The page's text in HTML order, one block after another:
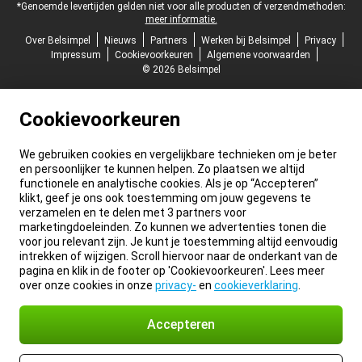
*Genoemde levertijden gelden niet voor alle producten of verzendmethoden:
meer informatie.
Over Belsimpel
Nieuws Partners Werken bij Belsimpel
Privacy
Impressum
Cookievoorkeuren
Algemene voorwaarden
© 2026 Belsimpel
Cookievoorkeuren
We gebruiken cookies en vergelijkbare technieken om je beter
en persoonlijker te kunnen helpen. Zo plaatsen we altijd
functionele en analytische cookies. Als je op “Accepteren”
klikt, geef je ons ook toestemming om jouw gegevens te
verzamelen en te delen met 3 partners voor
marketingdoeleinden. Zo kunnen we advertenties tonen die
voor jou relevant zijn. Je kunt je toestemming altijd eenvoudig
intrekken of wijzigen. Scroll hiervoor naar de onderkant van de
pagina en klik in de footer op 'Cookievoorkeuren'. Lees meer
over onze cookies in onze privacy- en cookieverklaring
Accepteren